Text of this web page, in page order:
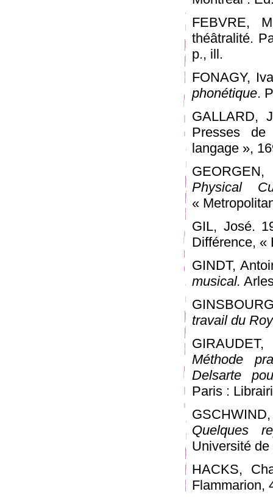
FEBVRE,
théâtralité.
p., ill.
FONAGY,
phonétique.
GALLARD,
Presses
langage »,
Physical
«
GIL, José.
Différence, «
GINDT,
musical.
travail du
Méthode
Delsarte
Paris :
Quelques
Université
HACKS,
Flammarion,